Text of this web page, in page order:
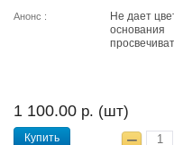
Анонс :
Не дает
основания
1 100.00 р. (шт)
Купить